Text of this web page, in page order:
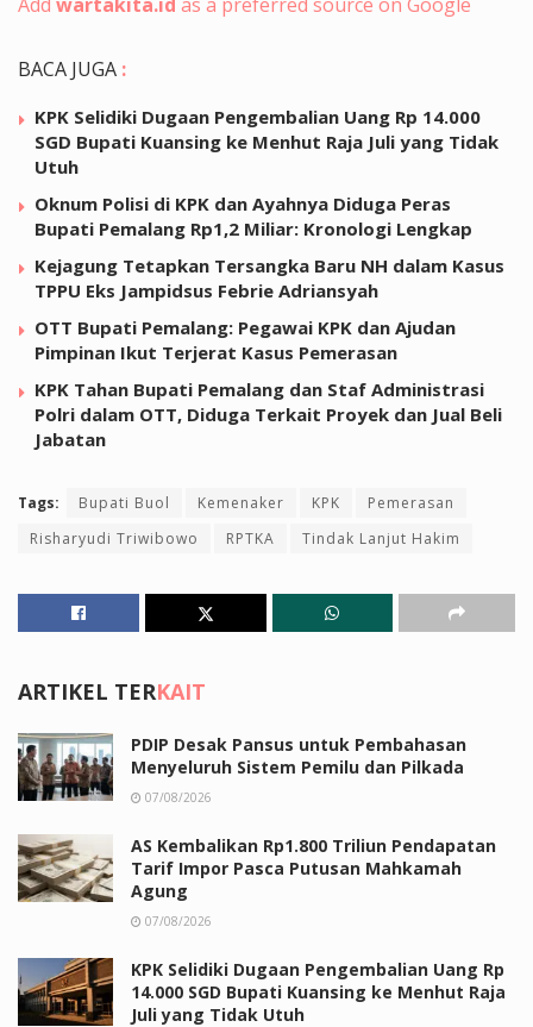
BACA JUGA :
KPK Selidiki Dugaan Pengembalian Uang Rp 14.000
SGD Bupati Kuansing ke Menhut Raja Juli yang Tidak
Utuh
Oknum Polisi di KPK dan Ayahnya Diduga Peras
Bupati Pemalang Rp1,2 Miliar: Kronologi Lengkap
Kejagung Tetapkan Tersangka Baru NH dalam Kasus
TPPU Eks Jampidsus Febrie Adriansyah
OTT Bupati Pemalang: Pegawai KPK dan Ajudan
Pimpinan Ikut Terjerat Kasus Pemerasan
KPK Tahan Bupati Pemalang dan Staf Administrasi
Polri dalam OTT, Diduga Terkait Proyek dan Jual Beli
Jabatan
Tags: Bupati Buol Kemenaker KPK
Pemerasan
Risharyudi Triwibowo
RPTKA Tindak Lanjut Hakim
ARTIKEL TERKAIT
PDIP Desak Pansus untuk Pembahasan
Menyeluruh Sistem Pemilu dan Pilkada
07/08/2026
AS Kembalikan Rp1.800 Triliun Pendapatan
Tarif Impor Pasca Putusan Mahkamah
Agung
07/08/2026
KPK Selidiki Dugaan Pengembalian Uang Rp
14.000 SGD Bupati Kuansing ke Menhut Raja
Juli yang Tidak Utuh